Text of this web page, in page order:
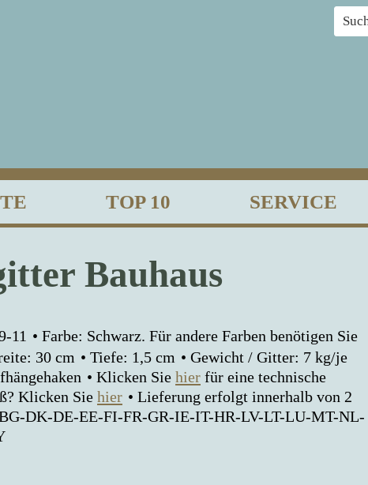
TOP 10 SERVICE
Bauhaus
11
Farbe: Schwarz. Für andere Farben benötigen Sie
30 cm Tiefe: 1,5 cm
Gewicht / Gitter: 7 kg/je
Klicken Sie hier für eine technische
Klicken Sie hier
Lieferung erfolgt innerhalb von 2
DK-DE-EE-FI-FR-GR-IE-IT-HR-LV-LT-LU-MT-NL-